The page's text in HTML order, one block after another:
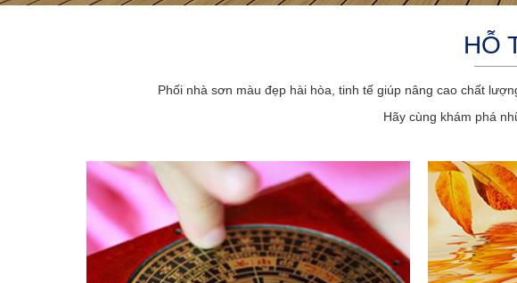
HỖ
Phối nhà sơn màu đẹp hài hòa, tinh tế giúp nâng cao chất
Hãy cùng khám phá